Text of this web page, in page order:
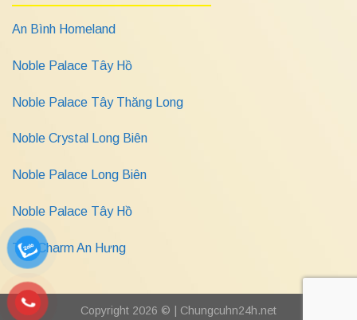
An Bình Homeland
Noble Palace Tây Hồ
Noble Palace Tây Thăng Long
Noble Crystal Long Biên
Noble Palace Long Biên
Noble Palace Tây Hồ
The Charm An Hưng
Copyright 2026 © | Chungcuhn24h.net